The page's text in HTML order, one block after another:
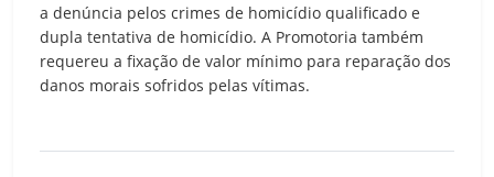
a denúncia pelos crimes de homicídio qualificado e
dupla tentativa de homicídio. A Promotoria também
requereu a fixação de valor mínimo para reparação dos
danos morais sofridos pelas vítimas.